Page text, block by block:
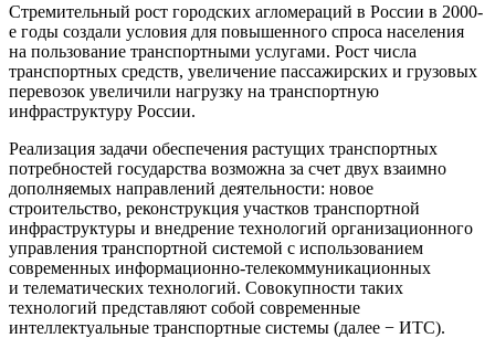
Стремительный рост городских агломераций в России в 2000-
е годы создали условия для повышенного спроса населения
на пользование транспортными услугами. Рост числа
транспортных средств, увеличение пассажирских и грузовых
перевозок увеличили нагрузку на транспортную
инфраструктуру России.
Реализация задачи обеспечения растущих транспортных
потребностей государства возможна за счет двух взаимно
дополняемых направлений деятельности: новое
строительство, реконструкция участков транспортной
инфраструктуры и внедрение технологий организационного
управления транспортной системой с использованием
современных информационно-телекоммуникационных
и телематических технологий. Совокупности таких
технологий представляют собой современные
интеллектуальные транспортные системы (далее − ИТС).